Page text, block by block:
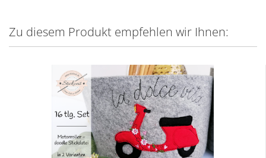
Zu diesem Produkt empfehlen wir Ihnen: